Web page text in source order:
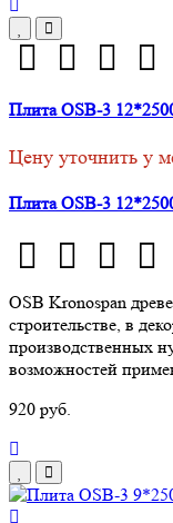
Плита ОSВ-3
Цену уточнить у
Плита ОSВ-3
OSB Kronospan
строительстве, в
производственных
возможностей
920 руб.